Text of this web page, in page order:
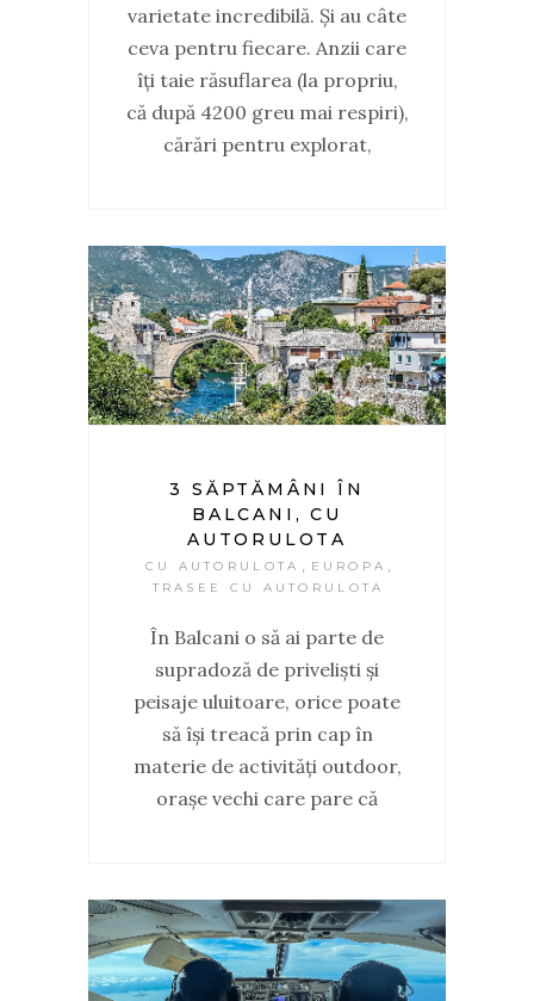
varietate incredibilă. Și au câte
ceva pentru fiecare. Anzii care
îți taie răsuflarea (la propriu,
că după 4200 greu mai respiri),
cărări pentru explorat,
3 SĂPTĂMÂNI ÎN
BALCANI, CU
AUTORULOTA
CU AUTORULOTA EUROPA
TRASEE CU AUTORULOTA
În Balcani o să ai parte de
supradoză de priveliști și
peisaje uluitoare, orice poate
să își treacă prin cap în
materie de activități outdoor,
orașe vechi care pare că